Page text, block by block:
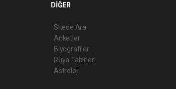
DİĞER
Sitede Ara
Anketler
Biyografiler
Rüya Tabirleri
Astroloji